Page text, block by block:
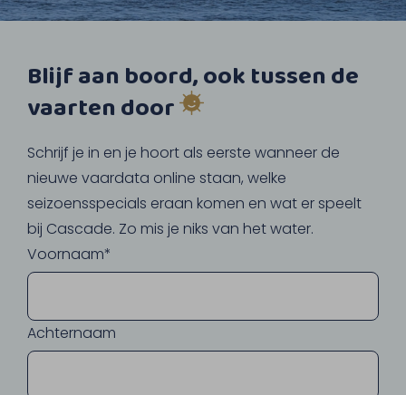
Blijf aan boord, ook tussen de
vaarten door
Schrijf je in en je hoort als eerste wanneer de
nieuwe vaardata online staan, welke
seizoensspecials eraan komen en wat er speelt
bij Cascade. Zo mis je niks van het water.
Voornaam*
Achternaam